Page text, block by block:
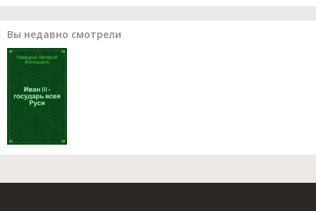
Вы недавно смотрели